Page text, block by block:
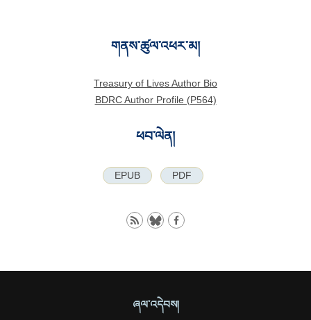
གནས་ཚུལ་འཕར་མ།
Treasury of Lives Author Bio
BDRC Author Profile (P564)
ཕབ་ལེན།
EPUB PDF
ཞལ་འདེབས།